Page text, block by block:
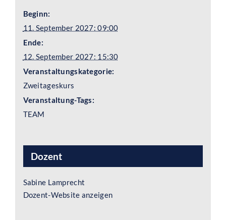
Beginn:
11. September 2027: 09:00
Ende:
12. September 2027: 15:30
Veranstaltungskategorie:
Zweitageskurs
Veranstaltung-Tags:
TEAM
Dozent
Sabine Lamprecht
Dozent-Website anzeigen